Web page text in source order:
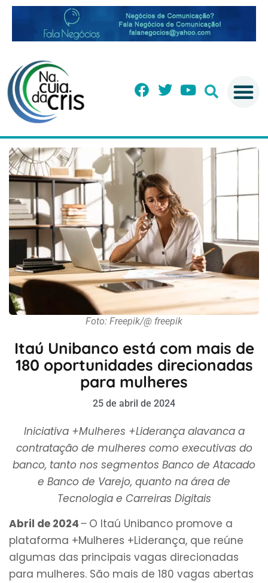
Foto: Freepik/@ freepik
Itaú Unibanco está com mais de
180 oportunidades direcionadas
para mulheres
25 de abril de 2024
Iniciativa +Mulheres +Liderança alavanca a
contratação de mulheres como executivas do
banco, tanto nos segmentos Banco de Atacado
e Banco de Varejo, quanto na área de
Tecnologia e Carreiras Digitais
Abril de 2024– O Itaú Unibanco promove a
plataforma +Mulheres +Liderança, que reúne
algumas das principais vagas direcionadas
para mulheres. São mais de 180 vagas abertas